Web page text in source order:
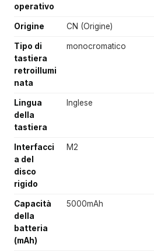
operativo
Origine CN (Origine)
Tipo di
tastiera
retroillumi
nata
monocromatico
Lingua
della
tastiera
Inglese
Interfacci
a del
disco
rigido
M2
Capacità
della
batteria
(mAh)
5000mAh